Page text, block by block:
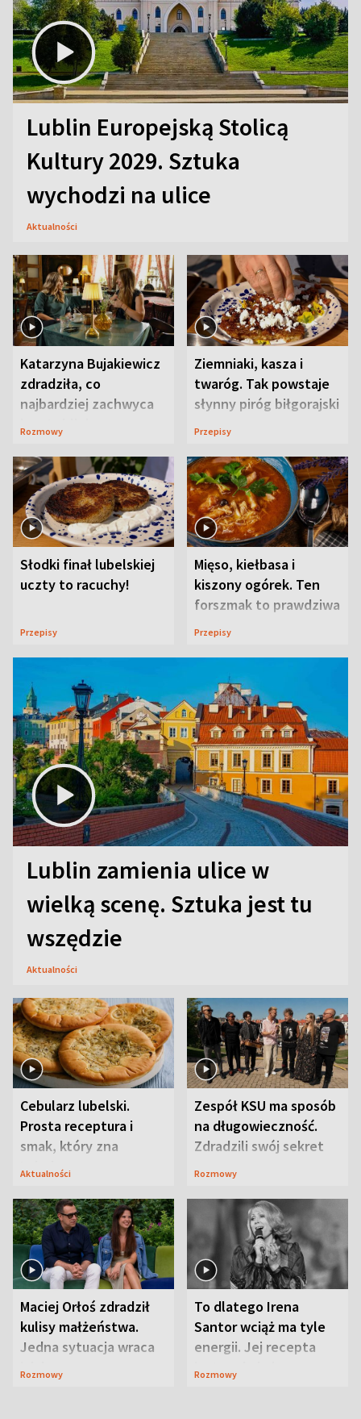
Lublin Europejską Stolicą
Kultury 2029. Sztuka
wychodzi na ulice
Aktualności
Katarzyna Bujakiewicz
zdradziła, co
najbardziej zachwyca
ją w Lublinie
Rozmowy
Ziemniaki, kasza i
twaróg. Tak powstaje
słynny piróg biłgorajski
Przepisy
Słodki finał lubelskiej
uczty to racuchy!
Przepisy
Mięso, kiełbasa i
kiszony ogórek. Ten
forszmak to prawdziwa
uczta
Przepisy
Lublin zamienia ulice w
wielką scenę. Sztuka jest tu
wszędzie
Aktualności
Cebularz lubelski.
Prosta receptura i
smak, który zna
Lubelszczyzna
Aktualności
Zespół KSU ma sposób
na długowieczność.
Zdradzili swój sekret
Rozmowy
Maciej Orłoś zdradził
kulisy małżeństwa.
Jedna sytuacja wraca
jak bumerang
Rozmowy
To dlatego Irena
Santor wciąż ma tyle
energii. Jej recepta
jest zaskakująco
Rozmowy